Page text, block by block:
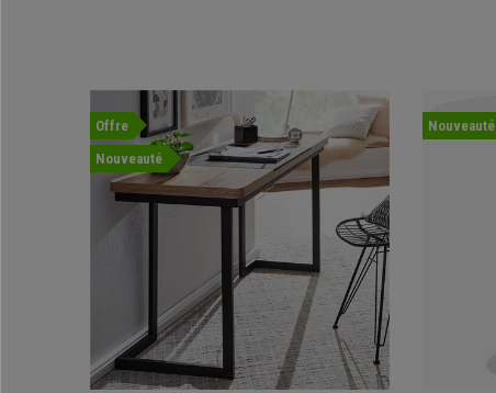
Offre
Nouveauté
Nouveauté